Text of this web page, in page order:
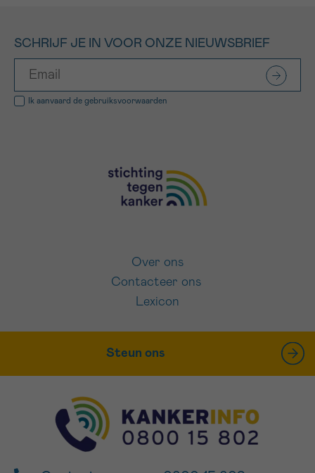
SCHRIJF JE IN VOOR ONZE NIEUWSBRIEF
Ik aanvaard de gebruiksvoorwaarden
Over ons
Contacteer ons
Lexicon
Steun ons